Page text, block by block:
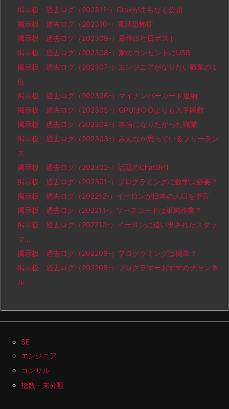
掲示板 過去ログ（202311-）Grokがまもなく公開
掲示板 過去ログ（202310-）電話恐怖症
掲示板 過去ログ（202309-）最終出社日ポスト
掲示板 過去ログ（202308-）家のコンセントにUSB
掲示板 過去ログ（202307-）エンジニアがなりたい職業の１
位
掲示板 過去ログ（202306-）マイナンバーカード返納
掲示板 過去ログ（202305-）GPUは○○よりも入手困難
掲示板 過去ログ（202304-）本当になりたかった職業
掲示板 過去ログ（202303-）みんなが思っているフリーラン
ス
掲示板 過去ログ（202302-）話題のChatGPT
掲示板 過去ログ（202301-）プログラミングに数学は必要？
掲示板 過去ログ（202212-）イーロンが日本の人口を予言
掲示板 過去ログ（202211-）ソースコードは単純作業？
掲示板 過去ログ（202210-）イーロンに追い出されたスタッ
フ…
掲示板 過去ログ（202209-）プログラミングは簡単？
掲示板 過去ログ（202208-）プログラマーおすすめチャンネ
ル
SE
エンジニア
コンサル
指数・未分類